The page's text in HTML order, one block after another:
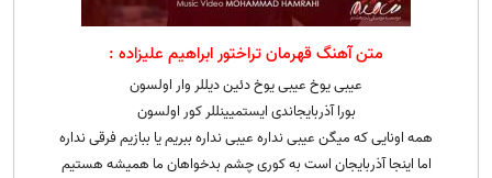
متن آهنگ قهرمان تراختور ابراهیم علیزاده :
عیبی یوخ عیبی یوخ دئین دیللر وار اولسون
بورا آذربایجاندی ایستمیینللر کور اولسون
همه اونایی که میگن عیبی نداره عیبی نداره ببریم یا ببازیم فرقی نداره
اما اینجا آذربایجان است به کوری چشم بدخواهان ما همیشه هستیم